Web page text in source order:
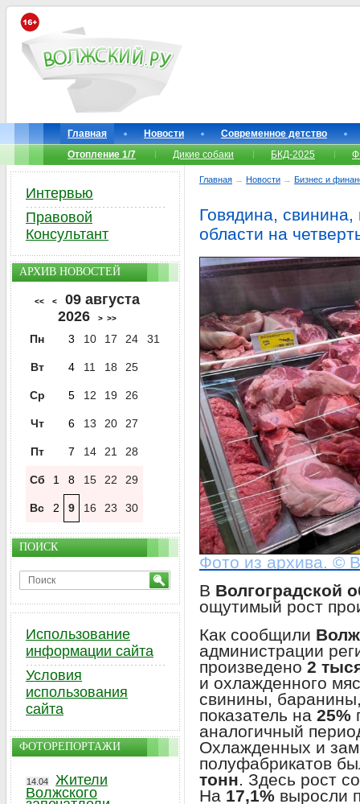
Главная Новости
Современное детство
Отопление 1/7
Дикие собаки БКД-2025
Главная → Новости → Бизнес и
Говядина, свинина,
области на
Фото из архива. ©
В Волгоградской
ощутимый рост
Как сообщили
администрации
произведено 2
и охлажденного
свинины,
показатель на 25%
аналогичный
Охлажденных и
полуфабрикатов
тонн. Здесь рост
На 17,1% выросли
Интервью
Правовой
Консультант
АРХИВ НОВОСТЕЙ
<< <
09 августа
2026
> >>
Пн 3 10 17 24 31
Вт 4 11 18 25
Ср 5 12 19 26
Чт 6 13 20 27
Пт 7 14 21 28
Сб 1 8 15 22 29
Вс 2 9 16 23 30
ПОИСК
Использование
информации сайта
Условия
использования
сайта
ФОТОРЕПОРТАЖИ
14.04
Жители
Волжского